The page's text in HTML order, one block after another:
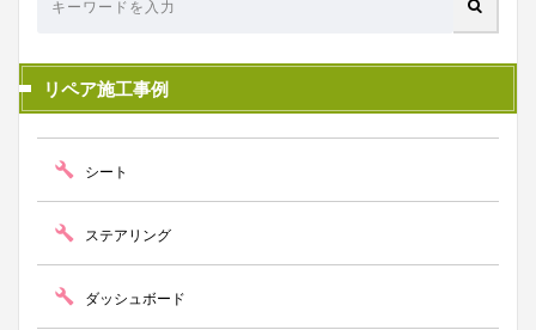
リペア施工事例
シート
ステアリング
ダッシュボード